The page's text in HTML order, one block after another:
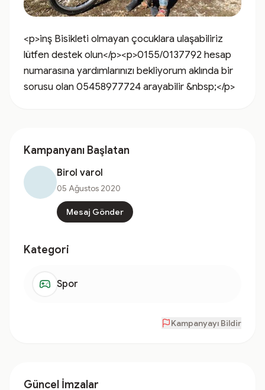
<p>inş Bisikleti olmayan çocuklara ulaşabiliriz
lütfen destek olun</p><p>0155/0137792 hesap
numarasına yardımlarınızı bekliyorum aklında bir
sorusu olan 05458977724 arayabilir &nbsp;</p>
Kampanyanı Başlatan
Birol varol
05 Ağustos 2020
Mesaj Gönder
Kategori
Spor
Kampanyayı Bildir
Güncel İmzalar